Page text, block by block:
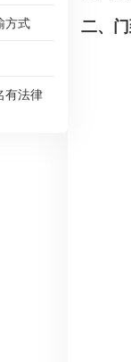
方式
有法律
二、